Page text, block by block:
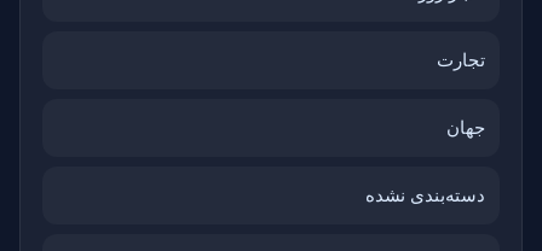
تجارت
جهان
دسته‌بندی نشده